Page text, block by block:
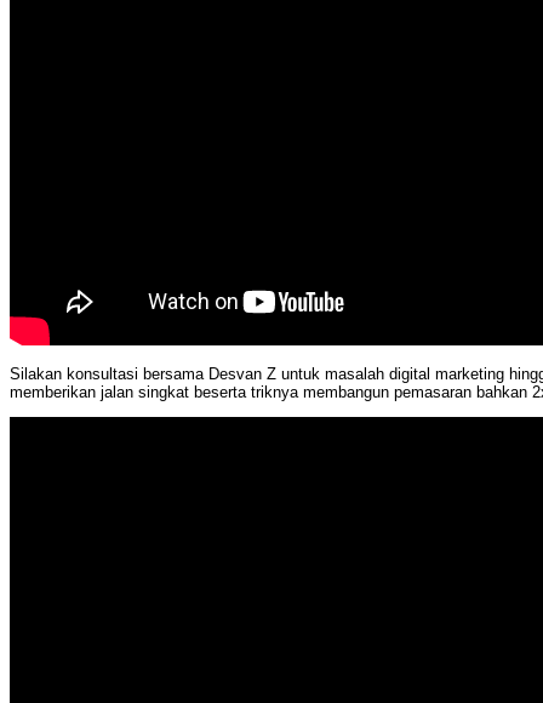
Silakan konsultasi bersama Desvan Z untuk masalah digital marketing
memberikan jalan singkat beserta triknya membangun pemasaran bahkan